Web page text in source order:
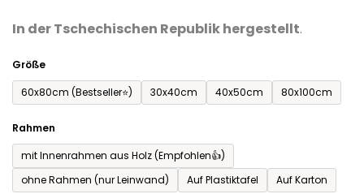
In der Tschechischen Republik hergestellt.
Größe
60x80cm (Bestseller⭐)
30x40cm 40x50cm 80x100cm
Rahmen
mit Innenrahmen aus Holz (Empfohlen👍)
ohne Rahmen (nur Leinwand)
Auf Plastiktafel Auf Karton